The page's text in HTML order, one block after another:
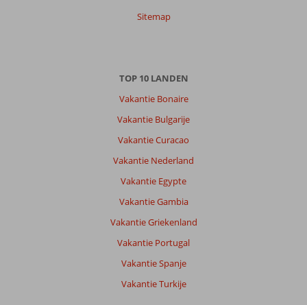
Sitemap
TOP 10 LANDEN
Vakantie Bonaire
Vakantie Bulgarije
Vakantie Curacao
Vakantie Nederland
Vakantie Egypte
Vakantie Gambia
Vakantie Griekenland
Vakantie Portugal
Vakantie Spanje
Vakantie Turkije